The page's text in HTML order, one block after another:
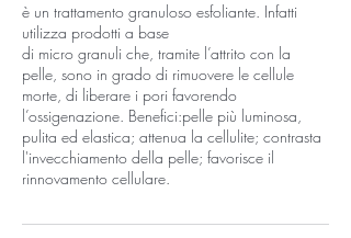
è un trattamento granuloso esfoliante. Infatti
utilizza prodotti a base
di micro granuli che, tramite l’attrito con la
pelle, sono in grado di rimuovere le cellule
morte, di liberare i pori favorendo
l’ossigenazione. Benefici:pelle più luminosa,
pulita ed elastica; attenua la cellulite; contrasta
l'invecchiamento della pelle; favorisce il
rinnovamento cellulare.